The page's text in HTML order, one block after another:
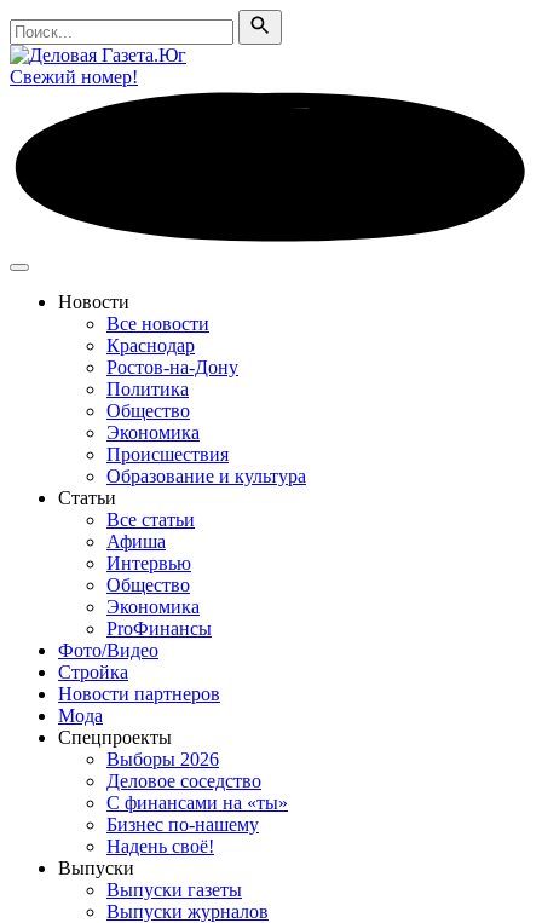
Поиск
Поиск
Свежий номер!
Новости
Все новости
Краснодар
Ростов-на-Дону
Политика
Общество
Экономика
Происшествия
Образование и культура
Статьи
Все статьи
Афиша
Интервью
Общество
Экономика
ProФинансы
Фото/Видео
Стройка
Новости партнеров
Мода
Спецпроекты
Выборы 2026
Деловое соседство
С финансами на «ты»
Бизнес по-нашему
Надень своё!
Выпуски
Выпуски газеты
Выпуски журналов